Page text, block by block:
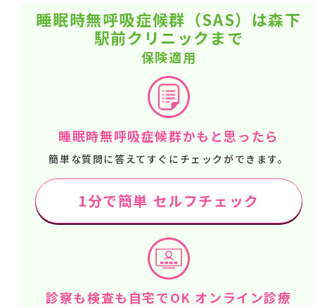
睡眠時無呼吸症候群（SAS）は森下
駅前クリニックまで
保険適用
睡眠時無呼吸症候群かもと思ったら
簡単な質問に答えてすぐにチェックができます。
1分で簡単 セルフチェック
診察も検査も自宅でOK オンライン診療